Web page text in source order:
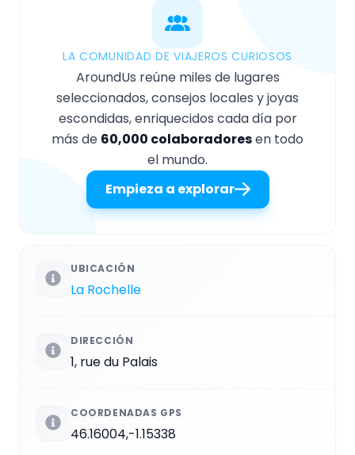
LA COMUNIDAD DE VIAJEROS CURIOSOS
AroundUs reúne miles de lugares
seleccionados, consejos locales y joyas
escondidas, enriquecidos cada día por
más de 60,000 colaboradoresen todo
el mundo.
Empieza a explorar
UBICACIÓN
La Rochelle
DIRECCIÓN
1, rue du Palais
COORDENADAS GPS
46.16004,-1.15338